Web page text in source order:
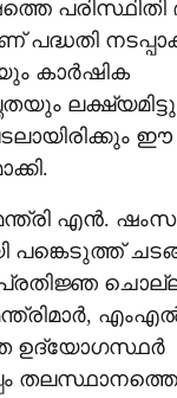
പരിസ്ഥിതി
പദ്ധതി
കാർഷിക
ഈ
എൻ.
പങ്കെടുത്ത്
പ്രതിജ്ഞ
ഉദ്യോഗസ്ഥർ